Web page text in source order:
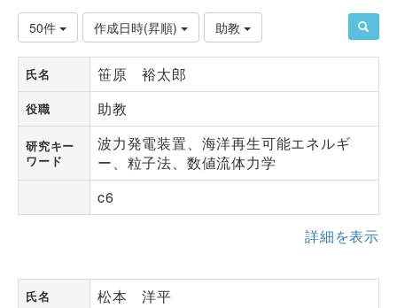
50件 作成日時(昇順) 助教
氏名 笹原 裕太郎
役職 助教
研究キー
ワード
波力発電装置、海洋再生可能エネルギ
ー、粒子法、数値流体力学
c6
詳細を表示
氏名 松本 洋平